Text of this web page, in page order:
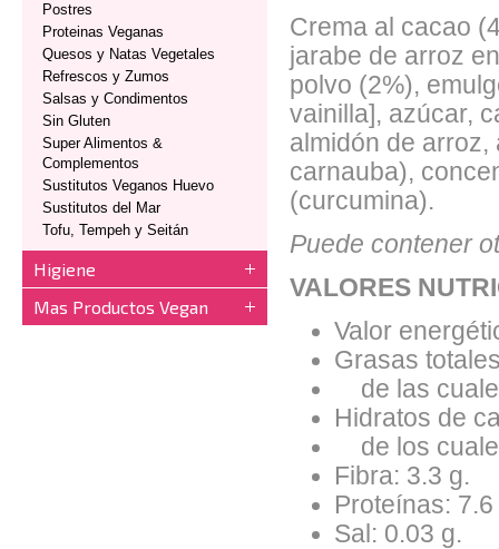
Postres
Proteinas Veganas
Quesos y Natas Vegetales
Refrescos y Zumos
Salsas y Condimentos
Sin Gluten
Super Alimentos &
Complementos
Sustitutos Veganos Huevo
Sustitutos del Mar
Tofu, Tempeh y Seitán
Higiene
Mas Productos Vegan
Crema al cacao
jarabe de arroz
polvo (2%),
vainilla], azúcar,
almidón de
carnauba),
(curcumina).
Puede contener
VALORES
Valor
Grasas
de las
Hidratos de
de los
Fibra: 3.3 g.
Proteínas: 7.6
Sal: 0.03 g.